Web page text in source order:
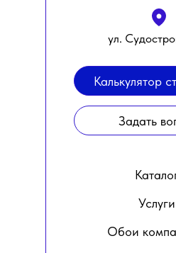
Задать
Обои
Услуги
Калькулятор
ул.